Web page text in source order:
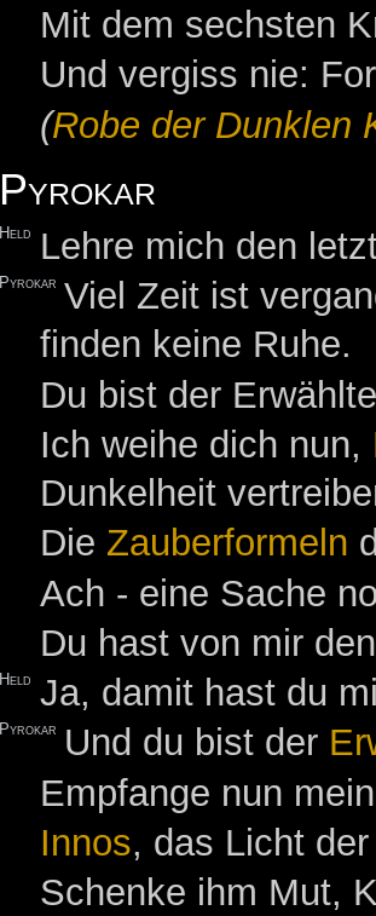
Mit dem sechsten
Und vergiss nie:
(Robe der Dunklen
Pyrokar
Held Lehre mich den
Pyrokar Viel Zeit ist
finden keine Ruhe.
Du bist der
Ich weihe dich nun,
Dunkelheit
Die Zauberformeln
Ach - eine Sache
Du hast von mir
Held Ja, damit hast du
Pyrokar Und du bist der
Empfange nun
Innos, das Licht
Schenke ihm Mut,